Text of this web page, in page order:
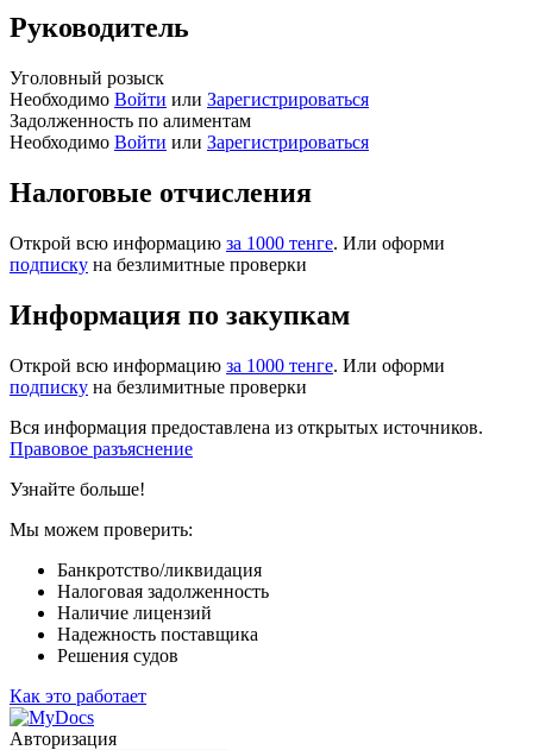
Руководитель
Уголовный розыск
Необходимо Войти или Зарегистрироваться
Задолженность по алиментам
Необходимо Войти или Зарегистрироваться
Налоговые отчисления
Открой всю информацию за 1000 тенге. Или оформи
подписку на безлимитные проверки
Информация по закупкам
Открой всю информацию за 1000 тенге. Или оформи
подписку на безлимитные проверки
Вся информация предоставлена из открытых источников.
Правовое разъяснение
Узнайте больше!
Мы можем проверить:
Банкротство/ликвидация
Налоговая задолженность
Наличие лицензий
Надежность поставщика
Решения судов
Как это работает
Авторизация